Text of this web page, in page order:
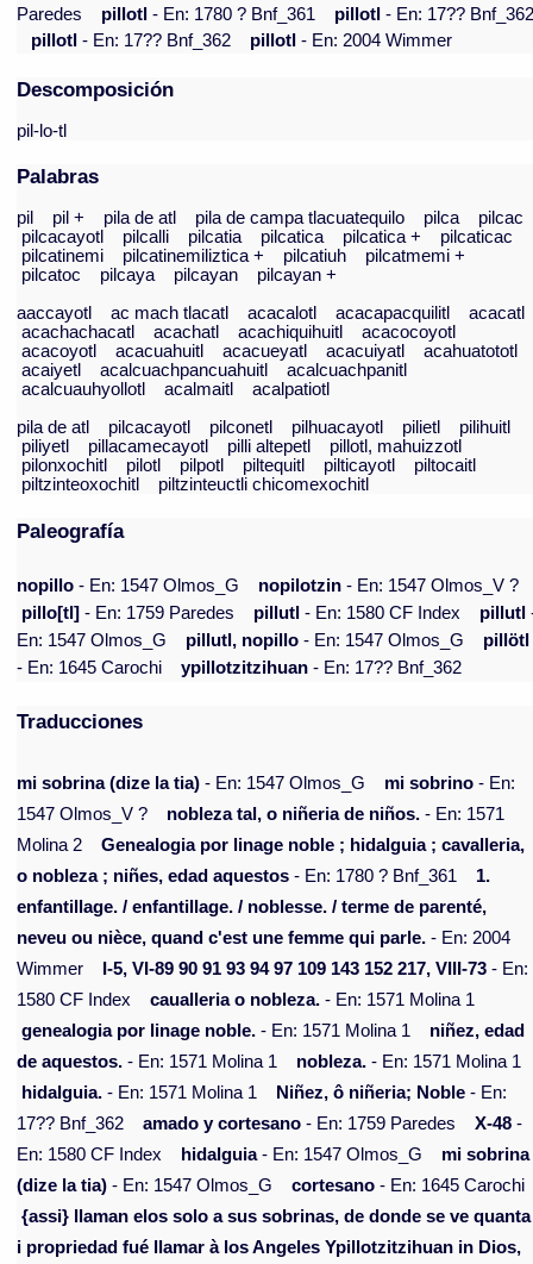
Paredes
pillotl- En: 1780 ? Bnf_361 pillotl- En: 17??
pillotl- En: 17?? Bnf_362 pillotl- En: 2004 Wimmer
Descomposición
pil-lo-tl
Palabras
pil pil + pila de atl pila de campa tlacuatequilo pilca
pilcac
pilcacayotl
pilcalli pilcatia pilcatica pilcatica +
pilcaticac
pilcatinemi
pilcatinemiliztica + pilcatiuh
pilcatmemi +
pilcatoc
pilcaya pilcayan
pilcayan +
aaccayotl
ac mach tlacatl acacalotl acacapacquilitl
acacatl
acachachacatl
acachatl acachiquihuitl
acacocoyotl
acacoyotl
acacuahuitl acacueyatl acacuiyatl
acahuatototl
acaiyetl
acalcuachpancuahuitl
acalcuachpanitl
acalcuauhyollotl
acalmaitl
acalpatiotl
pila de atl
pilcacayotl pilconetl pilhuacayotl pilietl
pilihuitl
piliyetl
pillacamecayotl pilli altepetl
pillotl, mahuizzotl
pilonxochitl
pilotl pilpotl piltequitl pilticayotl
piltocaitl
piltzinteoxochitl
piltzinteuctli chicomexochitl
Paleografía
nopillo - En: 1547 Olmos_G nopilotzin - En: 1547 Olmos_V ?
pillo[tl] - En: 1759 Paredes pillutl - En: 1580 CF Index pillutl
En: 1547 Olmos_G
pillutl, nopillo - En: 1547 Olmos_G
pillötl
- En: 1645 Carochi
ypillotzitzihuan - En: 17?? Bnf_362
Traducciones
mi sobrina (dize la tia) - En: 1547 Olmos_G mi sobrino - En:
1547 Olmos_V ?
nobleza tal, o niñeria de niños. - En: 1571
Molina 2
Genealogia por linage noble ; hidalguia ; cavalleria,
o nobleza ; niñes, edad aquestos - En: 1780 ? Bnf_361
1.
enfantillage. / enfantillage. / noblesse. / terme de parenté,
neveu ou nièce, quand c'est une femme qui parle. - En: 2004
Wimmer
I-5, VI-89 90 91 93 94 97 109 143 152 217, VIII-73 - En:
1580 CF Index
caualleria o nobleza. - En: 1571 Molina 1
genealogia por linage noble. - En: 1571 Molina 1
niñez, edad
de aquestos. - En: 1571 Molina 1 nobleza. - En: 1571 Molina 1
hidalguia. - En: 1571 Molina 1 Niñez, ô niñeria; Noble - En:
17?? Bnf_362
amado y cortesano - En: 1759 Paredes X-48 -
En: 1580 CF Index
hidalguia- En: 1547 Olmos_G
mi sobrina
(dize la tia) - En: 1547 Olmos_G cortesano - En: 1645 Carochi
{assi} llaman elos solo a sus sobrinas, de donde se ve quanta
i propriedad fué llamar à los Angeles Ypillotzitzihuan in Dios,